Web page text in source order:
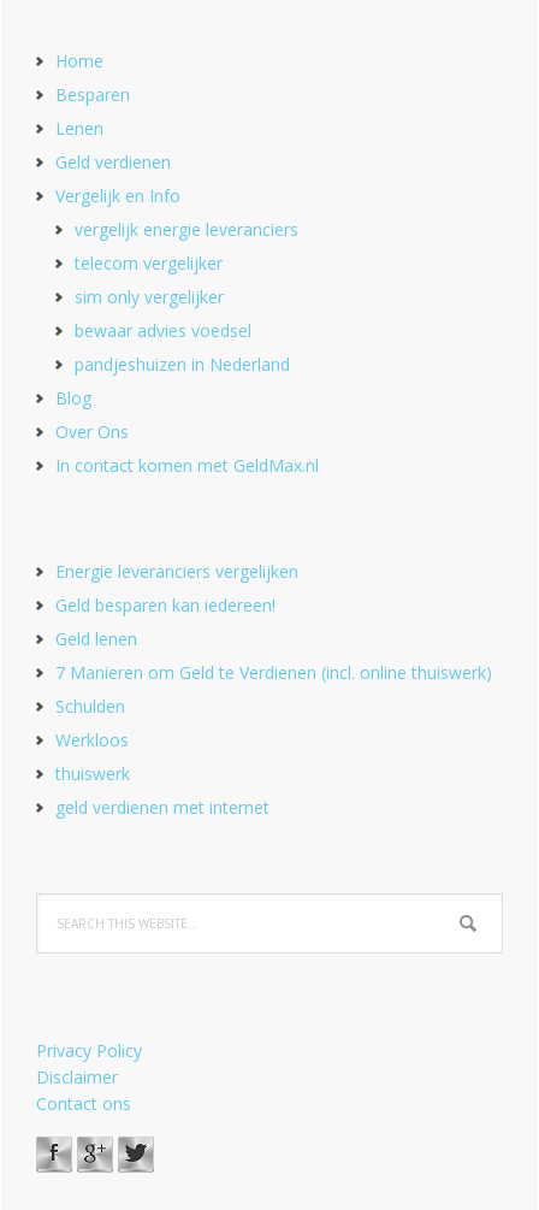
Home
Besparen
Lenen
Geld verdienen
Vergelijk en Info
vergelijk energie leveranciers
telecom vergelijker
sim only vergelijker
bewaar advies voedsel
pandjeshuizen in Nederland
Blog
Over Ons
In contact komen met GeldMax.nl
Energie leveranciers vergelijken
Geld besparen kan iedereen!
Geld lenen
7 Manieren om Geld te Verdienen (incl. online thuiswerk)
Schulden
Werkloos
thuiswerk
geld verdienen met internet
Privacy Policy
Disclaimer
Contact ons